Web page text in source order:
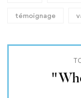
témoignage